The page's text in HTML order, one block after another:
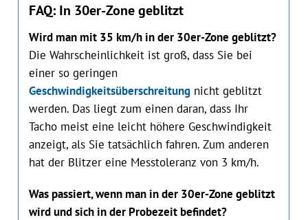
FAQ: In 30er-Zone geblitzt
Wird man mit 35 km/h in der 30er-Zone geblitzt?
Die Wahrscheinlichkeit ist groß, dass Sie bei
einer so geringen
Geschwindigkeitsüberschreitungnicht geblitzt
werden. Das liegt zum einen daran, dass Ihr
Tacho meist eine leicht höhere Geschwindigkeit
anzeigt, als Sie tatsächlich fahren. Zum anderen
hat der Blitzer eine Messtoleranz von 3 km/h.
Was passiert, wenn man in der 30er-Zone geblitzt
wird und sich in der Probezeit befindet?